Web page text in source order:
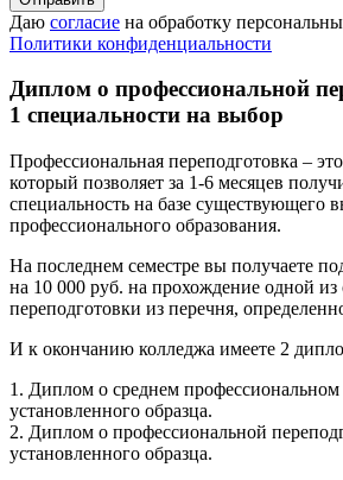
Даю согласие на обработку
Политики конфиденциальности
Диплом о профессиональной
1 специальности на выбор
Профессиональная переподготовка –
который позволяет за 1-6 месяцев
специальность на базе существующего
профессионального образования.
На последнем семестре вы получаете
на 10 000 руб. на прохождение одной
переподготовки из перечня,
И к окончанию колледжа имеете 2
1. Диплом о среднем профессиональном
установленного образца.
2. Диплом о профессиональной
установленного образца.